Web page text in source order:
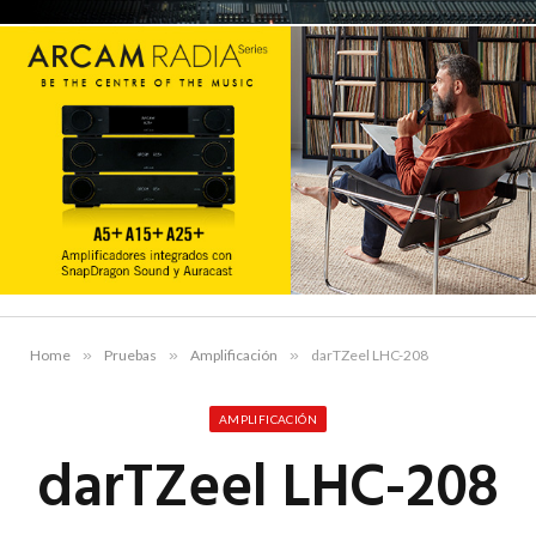
Home » Pruebas » Amplificación » darTZeel LHC-208
AMPLIFICACIÓN
darTZeel LHC-208